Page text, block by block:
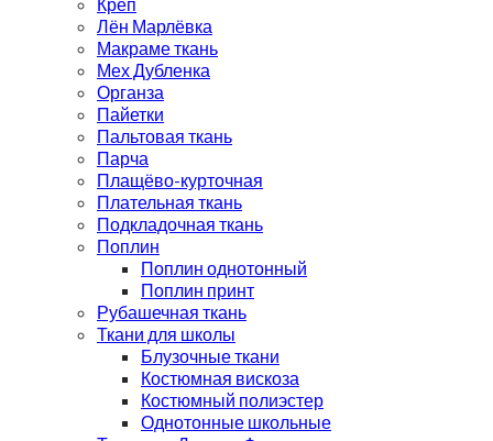
Лён Марлёвка
Макраме ткань
Мех Дубленка
Органза
Пайетки
Пальтовая ткань
Парча
Плащёво-курточная
Плательная ткань
Подкладочная ткань
Поплин
Поплин однотонный
Поплин принт
Рубашечная ткань
Ткани для школы
Блузочные ткани
Костюмная вискоза
Костюмный полиэстер
Однотонные школьные